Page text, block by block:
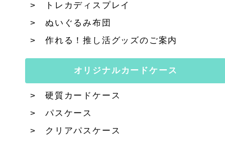
トレカディスプレイ
ぬいぐるみ布団
作れる！推し活グッズのご案内
オリジナルカードケース
硬質カードケース
パスケース
クリアパスケース